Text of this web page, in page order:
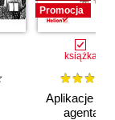
Promocja
książka
Aplikacje
agentach